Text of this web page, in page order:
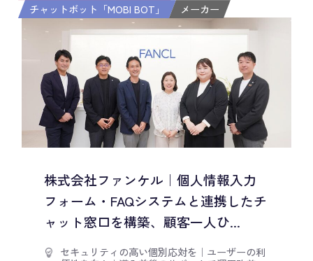
チャットボット「MOBI BOT」
メーカー
株式会社ファンケル｜個人情報入力
フォーム・FAQシステムと連携したチ
ャット窓口を構築、顧客一人ひ...
セキュリティの高い個別応対を ｜ ユーザーの利